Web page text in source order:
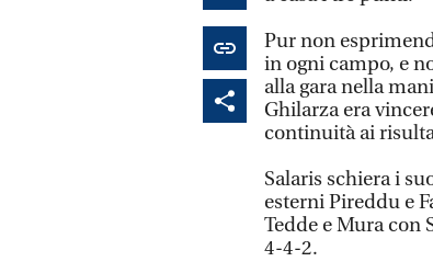
Pur non
in ogni campo, e
alla gara nella
Ghilarza era
continuità ai
Salaris schiera i
esterni Pireddu e
Tedde e Mura con
4-4-2.